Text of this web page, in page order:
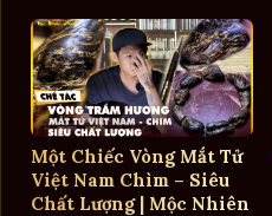
Một Chiếc Vòng Mắt Tử
Việt Nam Chìm – Siêu
Chất Lượng | Mộc Nhiên